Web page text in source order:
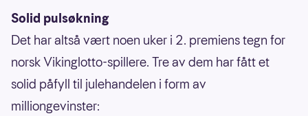
Solid pulsøkning
Det har altså vært noen uker i 2. premiens tegn for
norsk Vikinglotto-spillere. Tre av dem har fått et
solid påfyll til julehandelen i form av
milliongevinster: